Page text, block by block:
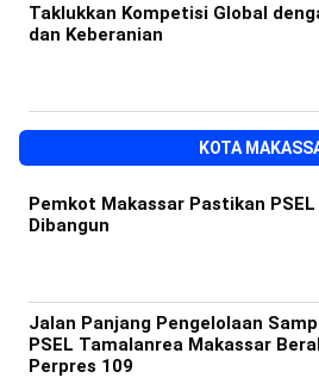
Taklukkan Kompetisi Global
dan Keberanian
KOTA
Pemkot Makassar Pastikan
Dibangun
Jalan Panjang Pengelolaan
PSEL Tamalanrea Makassar
Perpres 109